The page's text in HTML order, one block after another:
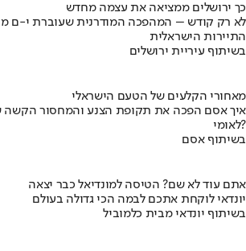
כך ירושלים ממציאה את עצמה מחדש
לא רק קודש – המהפכה המודרנית שעוברת י-ם
התיירות הישראלית
בשיתוף עיריית ירושלים
מאחורי הקלעים של הטעם הישראלי
לאומי?
בשיתוף אסם
אתם עוד לא שם? הטיסה למונדיאל כבר יצאה
יונדאי לוקחת אתכם לבמה הכי גדולה בעולם
בשיתוף יונדאי מבית כלמוביל